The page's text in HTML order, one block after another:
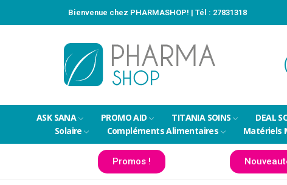
Bienvenue chez PHARMASHOP! | Tél : 27831318
ASK SANA PROMO AID TITANIA SOINS DEAL
Solaire
Compléments Alimentaires Matériels
Promos !